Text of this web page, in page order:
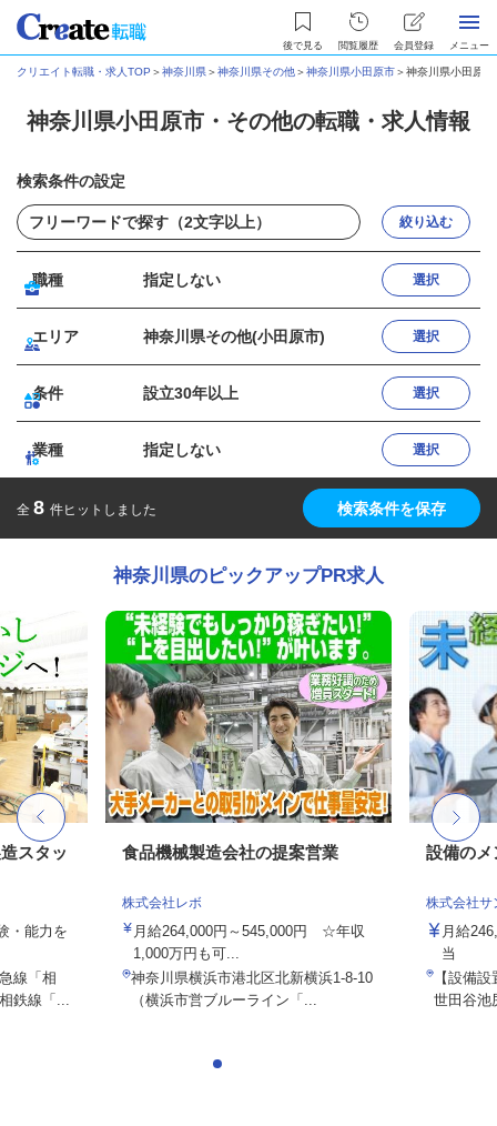
後で見る 閲覧履歴 会員登録 メニュー
クリエイト転職・求人TOP ＞神奈川県＞神奈川県その他＞神奈川県小田原市＞神奈川県小田原
神奈川県小田原市・その他の転職・求人情報
検索条件の設定
絞り込む
職種 指定しない 選択
エリア 神奈川県その他(小田原市) 選択
条件 設立30年以上 選択
業種 指定しない 選択
全 8 件ヒットしました 検索条件を保存
神奈川県のピックアップPR求人
スタッ
・能力を
線「相
鉄線「...
食品機械製造会社の提案営業
株式会社レボ
月給264,000円～545,000円 ☆年収
1,000万円も可...
神奈川県横浜市港北区北新横浜1-8-10
（横浜市営ブルーライン「...
設備のメ
株式会社サ
月給
当
【設備
世田谷池